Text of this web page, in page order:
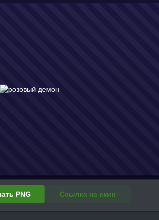
PNG Ссылка на скин